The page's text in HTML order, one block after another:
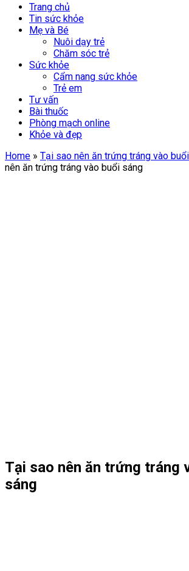
Trang chủ
Tin sức khỏe
Mẹ và Bé
Nuôi dạy trẻ
Chăm sóc trẻ
Sức khỏe
Cẩm nang sức khỏe
Trẻ em
Tư vấn
Bài thuốc
Phòng mạch online
Khỏe và đẹp
Home » Tại sao nên ăn trứng tráng vào
nên ăn trứng tráng vào buổi sáng
Tại sao nên ăn trứng tráng
sáng